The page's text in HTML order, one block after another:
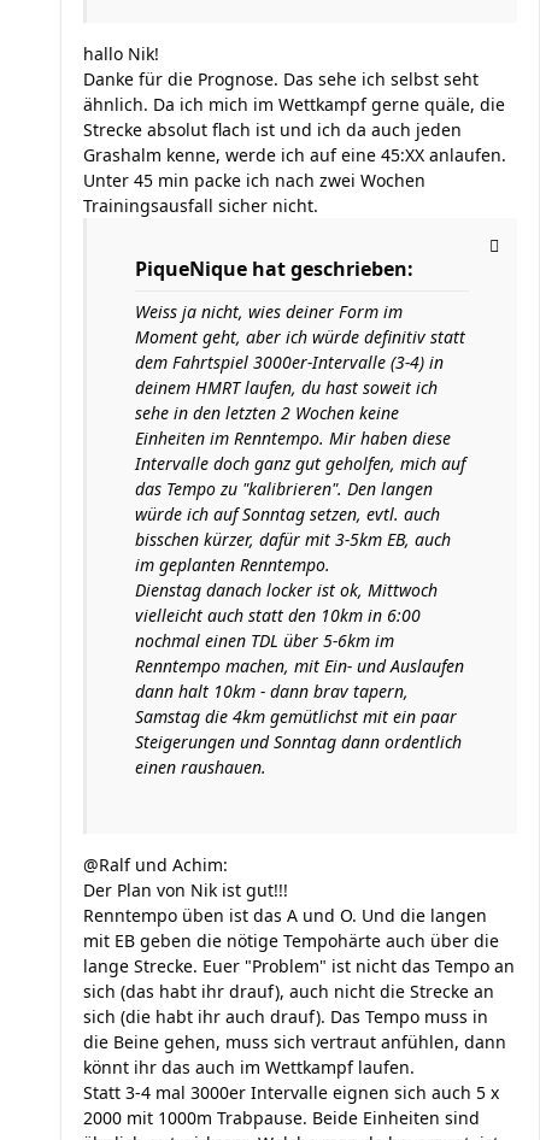
hallo Nik!
Danke für die Prognose. Das sehe ich selbst seht
ähnlich. Da ich mich im Wettkampf gerne quäle, die
Strecke absolut flach ist und ich da auch jeden
Grashalm kenne, werde ich auf eine 45:XX anlaufen.
Unter 45 min packe ich nach zwei Wochen
Trainingsausfall sicher nicht.
PiqueNique hat geschrieben:
Weiss ja nicht, wies deiner Form im
Moment geht, aber ich würde definitiv statt
dem Fahrtspiel 3000er-Intervalle (3-4) in
deinem HMRT laufen, du hast soweit ich
sehe in den letzten 2 Wochen keine
Einheiten im Renntempo. Mir haben diese
Intervalle doch ganz gut geholfen, mich auf
das Tempo zu "kalibrieren". Den langen
würde ich auf Sonntag setzen, evtl. auch
bisschen kürzer, dafür mit 3-5km EB, auch
im geplanten Renntempo.
Dienstag danach locker ist ok, Mittwoch
vielleicht auch statt den 10km in 6:00
nochmal einen TDL über 5-6km im
Renntempo machen, mit Ein- und Auslaufen
dann halt 10km - dann brav tapern,
Samstag die 4km gemütlichst mit ein paar
Steigerungen und Sonntag dann ordentlich
einen raushauen.
@Ralf und Achim:
Der Plan von Nik ist gut!!!
Renntempo üben ist das A und O. Und die langen
mit EB geben die nötige Tempohärte auch über die
lange Strecke. Euer "Problem" ist nicht das Tempo an
sich (das habt ihr drauf), auch nicht die Strecke an
sich (die habt ihr auch drauf). Das Tempo muss in
die Beine gehen, muss sich vertraut anfühlen, dann
könnt ihr das auch im Wettkampf laufen.
Statt 3-4 mal 3000er Intervalle eignen sich auch 5 x
2000 mit 1000m Trabpause. Beide Einheiten sind